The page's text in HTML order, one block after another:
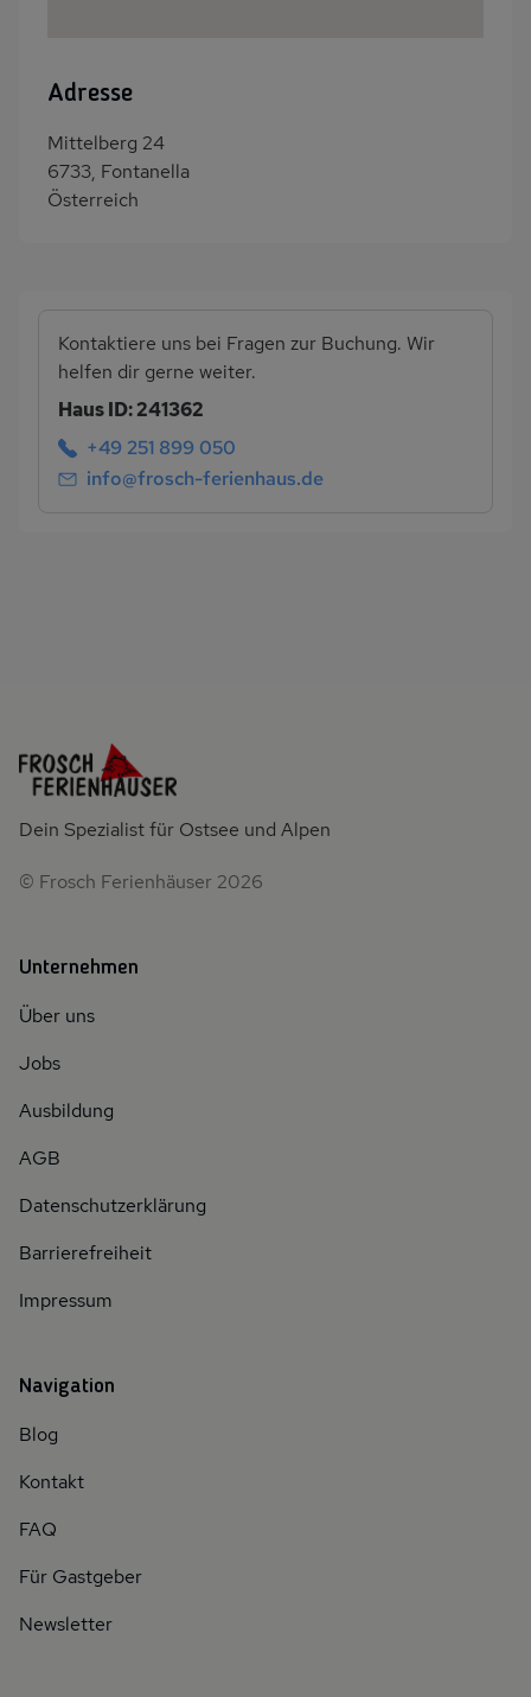
Adresse
Mittelberg 24
6733, Fontanella
Österreich
Kontaktiere uns bei Fragen zur Buchung. Wir
helfen dir gerne weiter.
Haus ID: 241362
+49 251 899 050
info@frosch-ferienhaus.de
Dein Spezialist für Ostsee und Alpen
© Frosch Ferienhäuser 2026
Unternehmen
Über uns
Jobs
Ausbildung
AGB
Datenschutzerklärung
Barrierefreiheit
Impressum
Navigation
Blog
Kontakt
FAQ
Für Gastgeber
Newsletter